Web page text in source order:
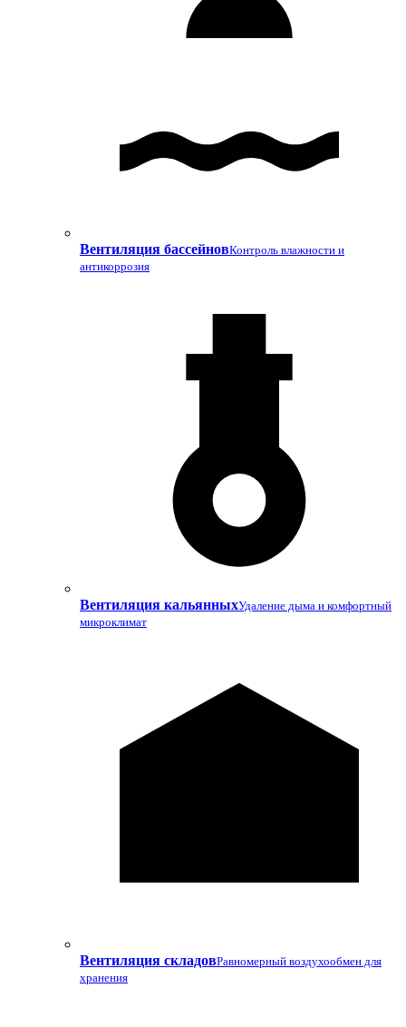
Вентиляция бассейновКонтроль влажности и
антикоррозия
Вентиляция кальянныхУдаление дыма и комфортный
микроклимат
Вентиляция складовРавномерный воздухообмен для
хранения